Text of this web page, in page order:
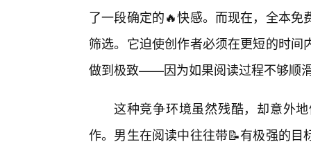
了一段确定的🔥快感。而现在，全本
筛选。它迫使创作者必须在更短的时
做到极致——因为如果阅读过程不够顺
这种竞争环境虽然残酷，却意外
作。男生在阅读中往往带📝有极强的